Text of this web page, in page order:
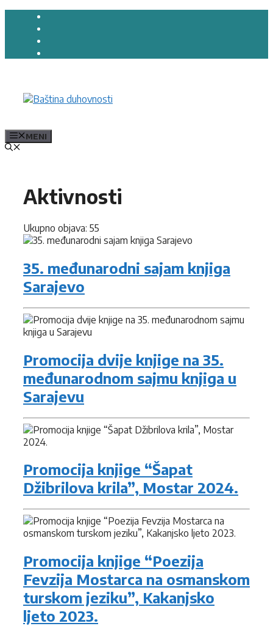
Preskoči
MENI
Aktivnosti
Ukupno objava: 55
35. međunarodni sajam knjiga
Sarajevo
Promocija dvije knjige na 35.
međunarodnom sajmu knjiga u
Sarajevu
Promocija knjige “Šapat
Džibrilova krila”, Mostar 2024.
Promocija knjige “Poezija
Fevzija Mostarca na osmanskom
turskom jeziku”, Kakanjsko
ljeto 2023.